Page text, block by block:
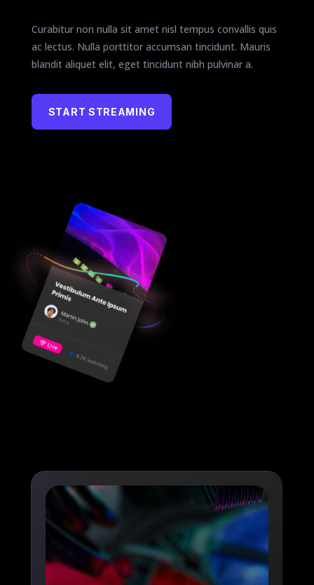
Curabitur non nulla sit amet nisl tempus convallis quis
ac lectus. Nulla porttitor accumsan tincidunt. Mauris
blandit aliquet elit, eget tincidunt nibh pulvinar a.
START STREAMING